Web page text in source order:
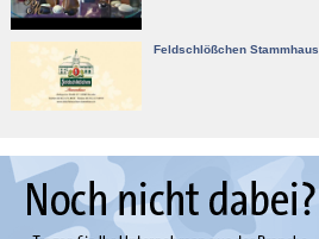
Feldschlößchen Stammhaus